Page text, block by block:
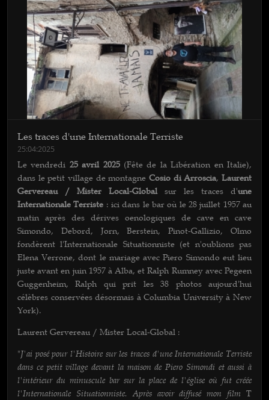
Les traces d'une Internationale Terriste
25:04:2025
Le vendredi 25 avril 2025(Fête de la Libération en Italie),
dans le petit village de montagne Cosio di Arroscia,Laurent
Gervereau / Mister Local-Globalsur les traces d'une
Internationale Terriste : ici dans le bar où le 28 juillet 1957 au
matin après des dérives oenologiques de cave en cave
Simondo, Debord, Jorn, Berstein, Pinot-Gallizio, Olmo
fondèrent l'Internationale Situationniste (et n'oublions pas
Elena Verrone, dont le mariage avec Piero Simondo eut lieu
juste avant en juin 1957 à Alba, et Ralph Rumney avec Pegeen
Guggenheim, Ralph qui prit les 38 photos aujourd'hui
célèbres conservées désormais à Columbia University à New
York).
Laurent Gervereau / Mister Local-Global :
"J'ai posé pour l'Histoire sur les traces d'une Internationale Terriste
dans ce petit village devant la maison de Piero Simondi et aussi à
l'intérieur du minuscule bar sur la place de l'église où fut créée
l'Internationale Situationniste. Après avoir diffusé mon film T